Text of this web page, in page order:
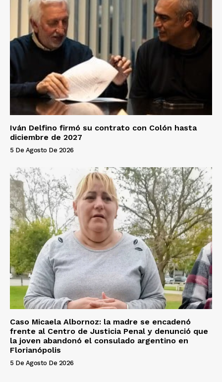
Iván Delfino firmó su contrato con Colón hasta
diciembre de 2027
5 De Agosto De 2026
Caso Micaela Albornoz: la madre se encadenó
frente al Centro de Justicia Penal y denunció que
la joven abandonó el consulado argentino en
Florianópolis
5 De Agosto De 2026